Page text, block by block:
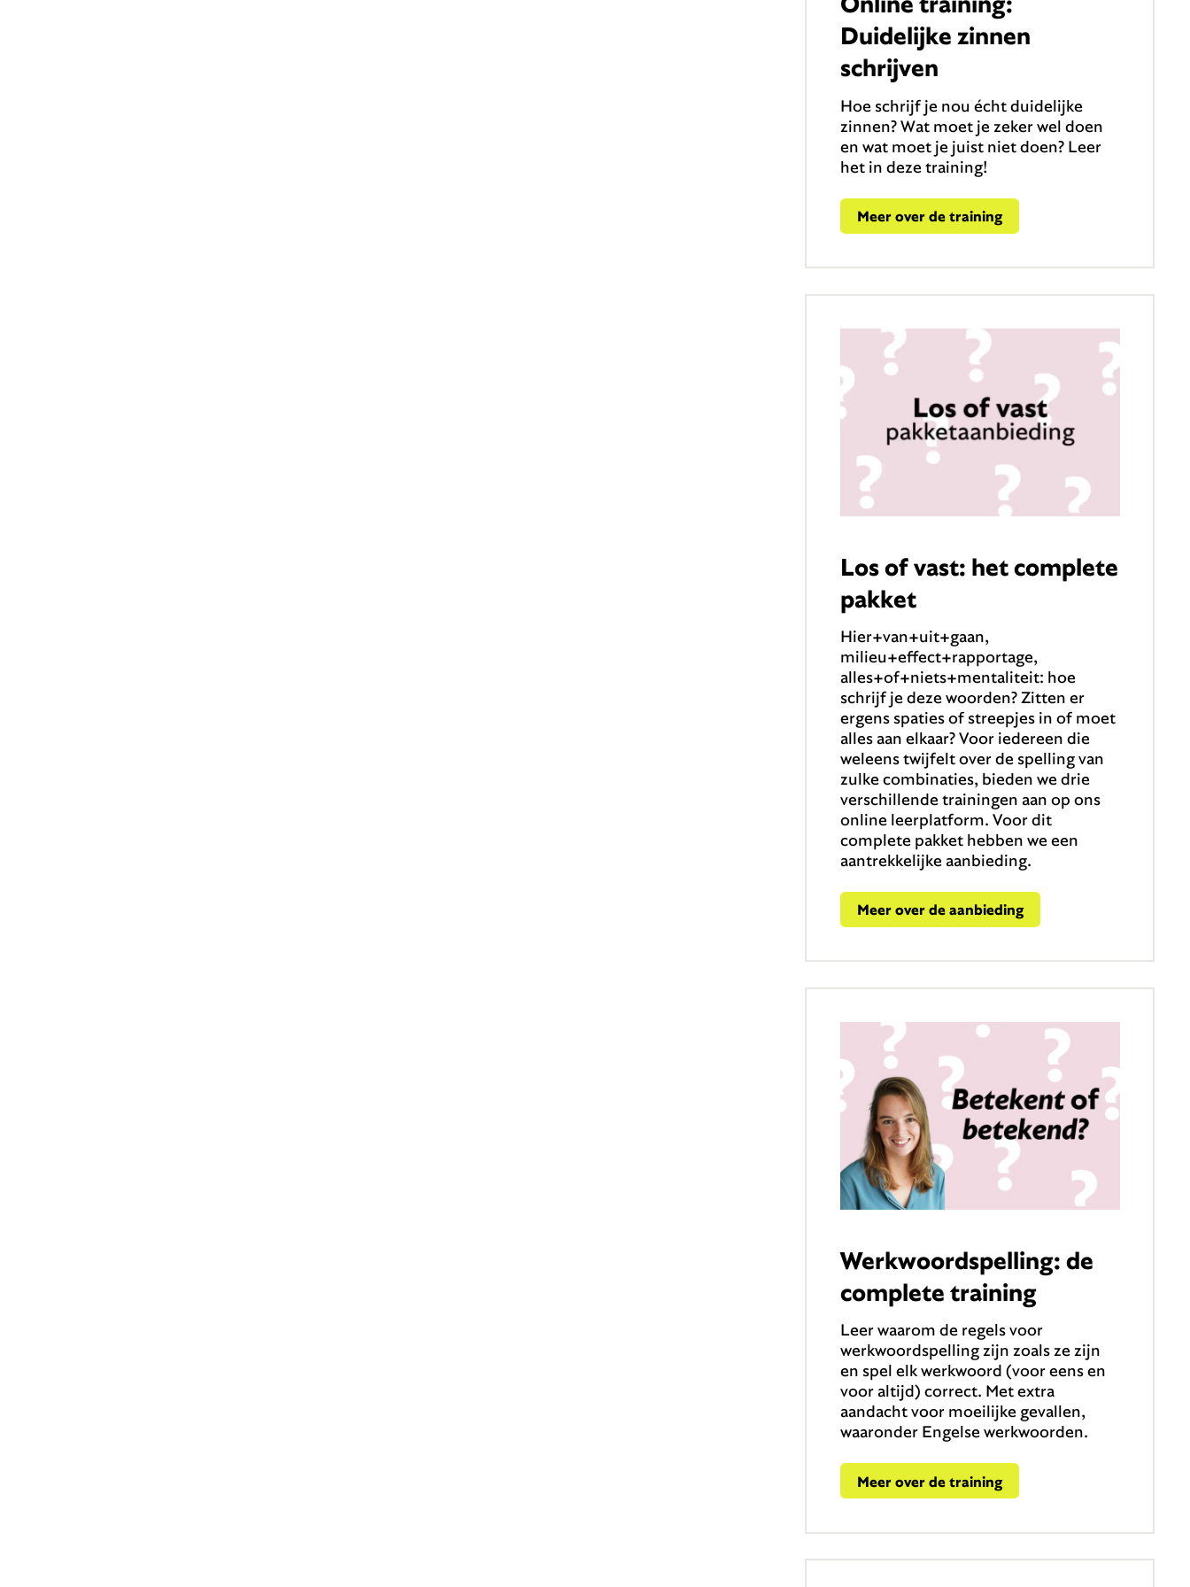
Duidelijke zinnen
schrijven
Hoe schrijf je nou écht duidelijke
zinnen? Wat moet je zeker wel doen
en wat moet je juist niet doen? Leer
het in deze training!
Meer over de training
Los of vast: het complete
pakket
Hier+van+uit+gaan,
milieu+effect+rapportage,
alles+of+niets+mentaliteit: hoe
schrijf je deze woorden? Zitten er
ergens spaties of streepjes in of moet
alles aan elkaar? Voor iedereen die
weleens twijfelt over de spelling van
zulke combinaties, bieden we drie
verschillende trainingen aan op ons
online leerplatform. Voor dit
complete pakket hebben we een
aantrekkelijke aanbieding.
Meer over de aanbieding
Werkwoordspelling: de
complete training
Leer waarom de regels voor
werkwoordspelling zijn zoals ze zijn
en spel elk werkwoord (voor eens en
voor altijd) correct. Met extra
aandacht voor moeilijke gevallen,
waaronder Engelse werkwoorden.
Meer over de training